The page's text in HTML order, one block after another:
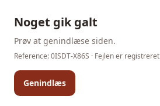
Noget gik galt
Prøv at genindlæse siden.
Reference:0ISDT-X86S · Fejlen er registreret
Genindlæs